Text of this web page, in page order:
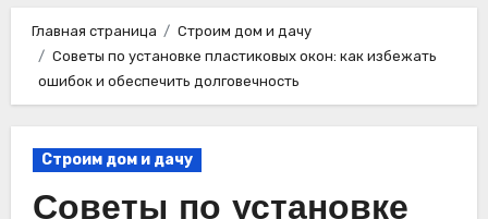
Главная страница
Строим дом и дачу
Советы по установке пластиковых окон: как избежать
ошибок и обеспечить долговечность
Строим дом и дачу
Советы по установке